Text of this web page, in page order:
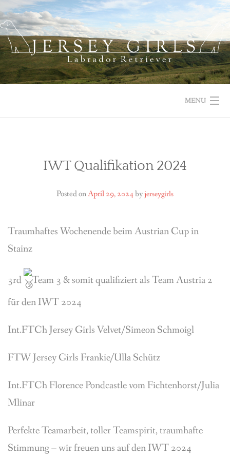
to
content
MENU
BREEDING
IWT Qualifikation 2024
Posted onApril 29, 2024byjerseygirls
Traumhaftes Wochenende beim Austrian Cup in
Stainz
3rd
Team 3 & somit qualifiziert als Team Austria 2
für den IWT 2024
Int.FTCh Jersey Girls Velvet/Simeon Schmoigl
FTWJersey Girls Frankie/Ulla Schütz
Int.FTCh Florence Pondcastle vom Fichtenhorst/Julia
Mlinar
Perfekte Teamarbeit, toller Teamspirit, traumhafte
Stimmung – wir freuen uns auf den IWT 2024